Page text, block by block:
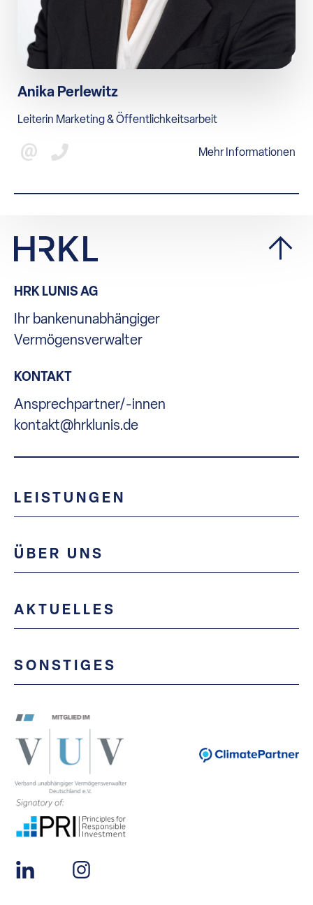
Anika Perlewitz
Leiterin Marketing & Öffentlichkeitsarbeit
Mehr Informationen
HRK LUNIS AG
Ihr bankenunabhängiger
Vermögensverwalter
KONTAKT
Ansprechpartner/-innen
kontakt@hrklunis.de
LEISTUNGEN
ÜBER UNS
AKTUELLES
SONSTIGES